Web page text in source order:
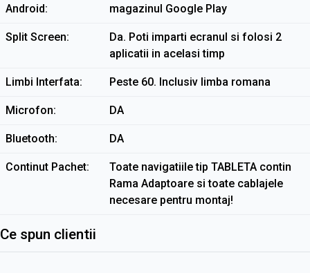
Android
magazinul Google Play
Split Screen
Da. Poti imparti ecranul si folosi 2
aplicatii in acelasi timp
Limbi Interfata Peste 60. Inclusiv limba romana
Microfon DA
Bluetooth DA
Continut Pachet
Toate navigatiile tip TABLETA contin
Rama Adaptoare si toate cablajele
necesare pentru montaj!
Ce spun clientii